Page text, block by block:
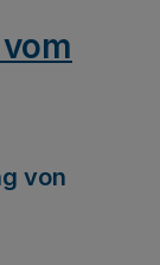
von